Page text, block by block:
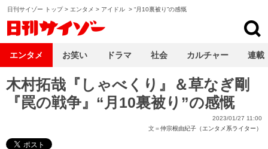
日刊サイゾー トップ> エンタメ > アイドル > “月10裏被り”の感慨
木村拓哉『しゃべくり』＆草なぎ剛
『罠の戦争』“月10裏被り”の感慨
2023/01/27 11:00
文＝仲宗根由紀子（エンタメ系ライター）
エンタメ お笑い ドラマ 社会 カルチャー 連載